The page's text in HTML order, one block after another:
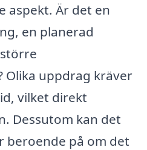
aspekt. Är det en
en planerad
Olika uppdrag kräver
vilket direkt
Dessutom kan det
beroende på om det